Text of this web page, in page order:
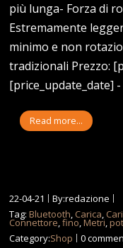
più lunga- Forza di
Estremamente
minimo e non
tradizionali Prezzo:
[price_update_date]
Read more...
22-04-21
By:redazione
Tag:Bluetooth, Carica,
Connettore,fino,Metri,
Category:Shop 0